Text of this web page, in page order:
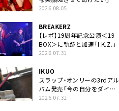
2026.08.05
BREAKERZ
【レポ】19周年記念公演＜19
BOX＞に軌跡と加速「I.K.Z.」
2026.07.31
IKUO
スラップ・オンリーの3rdアル
バム発売「今の自分をダイレ
クトに」
2026.07.31